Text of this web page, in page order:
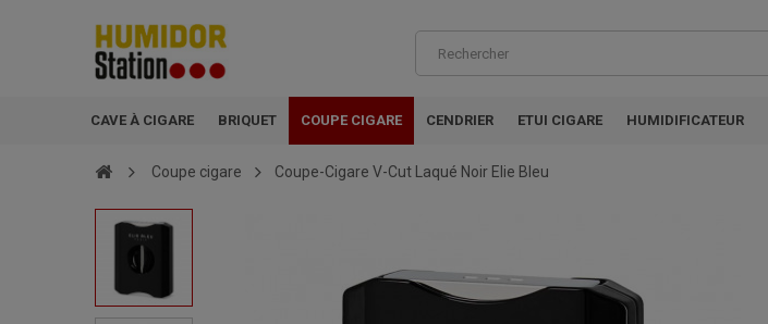
CAVE À CIGARE BRIQUET COUPE CIGARE CENDRIER ETUI CIGARE HUMIDIFICATEUR
Coupe cigare Coupe-Cigare V-Cut Laqué Noir Elie Bleu